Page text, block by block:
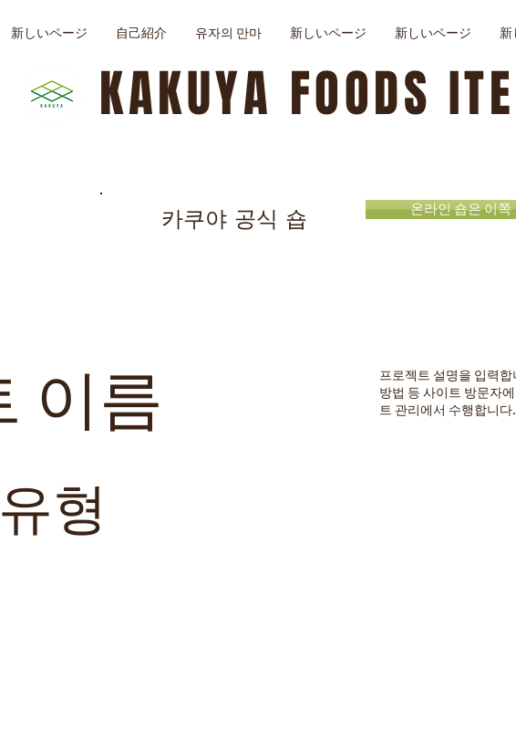
新しいページ 自己紹介 유자의 만마 新しいページ 新しいページ 新
KAKUYA FOODS
카쿠야 공식 숍 온라인 숍은 이쪽
이름
형
프로젝트 설명을 입력
방법 등 사이트 방문자
트 관리에서 수행합니다.